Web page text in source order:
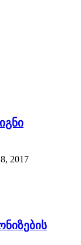
2017